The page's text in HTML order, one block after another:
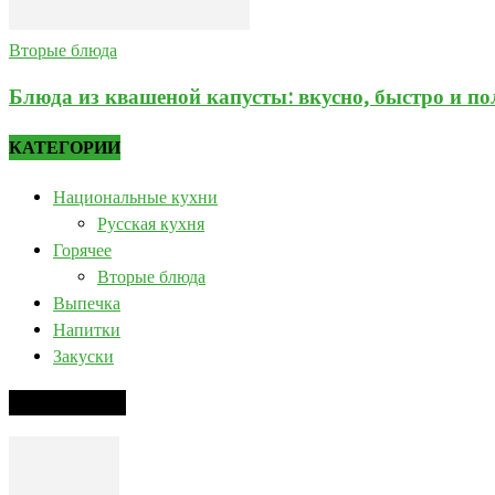
Вторые блюда
Блюда из квашеной капусты: вкусно, быстро и
КАТЕГОРИИ
Национальные кухни
Русская кухня
Горячее
Вторые блюда
Выпечка
Напитки
Закуски